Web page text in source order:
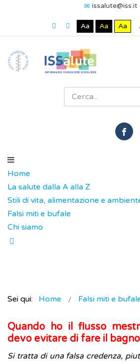
issalute@iss.it
Aa Aa Aa
Home
La salute dalla A alla Z
Stili di vita, alimentazione e
Falsi miti e bufale
Chi siamo
Sei qui: Home Falsi miti e
Quando ho il flusso
devo evitare di fare il
Si tratta di una falsa credenza,